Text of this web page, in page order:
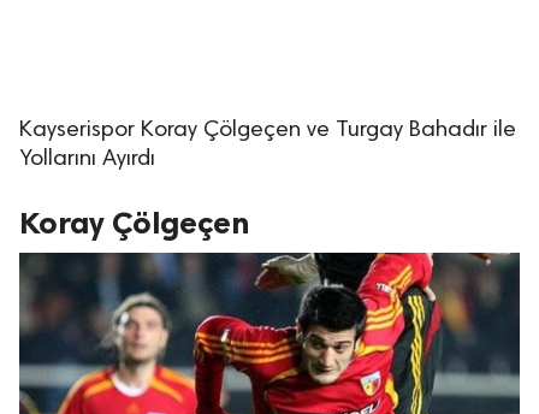
Kayserispor Koray Çölgeçen ve Turgay Bahadır ile
Yollarını Ayırdı
Koray Çölgeçen